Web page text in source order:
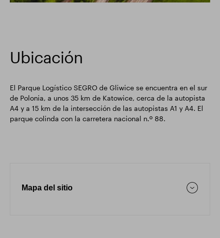
Ubicación
El Parque Logístico SEGRO de Gliwice se encuentra en el sur
de Polonia, a unos 35 km de Katowice, cerca de la autopista
A4 y a 15 km de la intersección de las autopistas A1 y A4. El
parque colinda con la carretera nacional n.º 88.
Mapa del sitio